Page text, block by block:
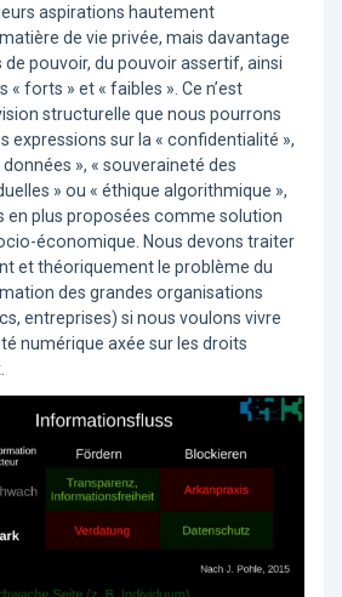
aspirations hautement
de vie privée, mais davantage
pouvoir, du pouvoir assertif, ainsi
« forts » et « faibles ». Ce n’est
structurelle que nous pourrons
expressions sur la « confidentialité »,
», « souveraineté des
» ou « éthique algorithmique »,
en plus proposées comme solution
économique. Nous devons traiter
et théoriquement le problème du
des grandes organisations
entreprises) si nous voulons vivre
numérique axée sur les droits